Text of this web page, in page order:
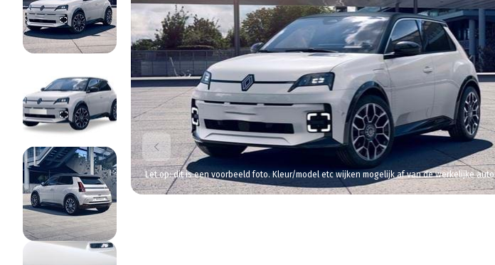
Let op: dit is een voorbeeld foto. Kleur/model etc wijken mogelijk af van de werkelijke auto